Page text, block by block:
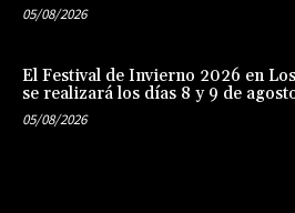
05/08/2026
El Festival de Invierno 2026 en
se realizará los días 8 y 9 de
05/08/2026